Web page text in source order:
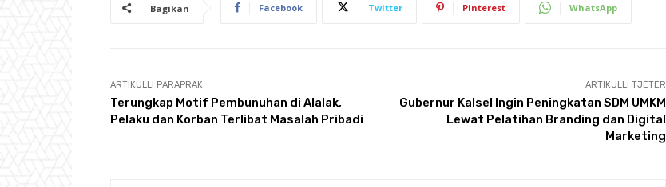
Bagikan Facebook Twitter Pinterest WhatsApp
ARTIKULLI PARAPRAK
Terungkap Motif Pembunuhan di Alalak,
Pelaku dan Korban Terlibat Masalah Pribadi
ARTIKULLI TJETËR
Gubernur Kalsel Ingin Peningkatan SDM UMKM
Lewat Pelatihan Branding dan Digital
Marketing